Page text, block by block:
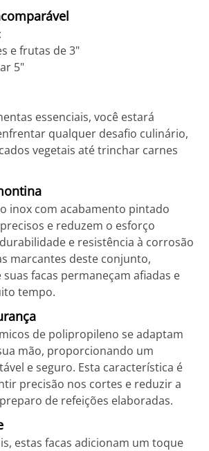
e frutas de 3"
5"
essenciais, você estará
qualquer desafio culinário,
vegetais até trinchar carnes
inox com acabamento pintado
e reduzem o esforço
e resistência à corrosão
marcantes deste conjunto,
facas permaneçam afiadas e
tempo.
de polipropileno se adaptam
mão, proporcionando um
e seguro. Esta característica é
precisão nos cortes e reduzir a
de refeições elaboradas.
estas facas adicionam um toque